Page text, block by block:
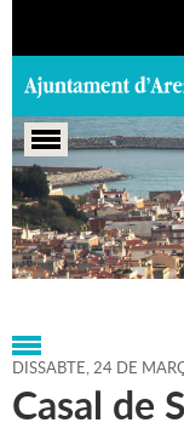
Portada > Agenda >
2018 > Marcs >
DISSABTE,24 DE
Casal de